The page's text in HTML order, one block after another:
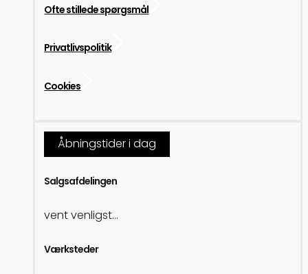
Ofte stillede spørgsmål
Privatlivspolitik
Cookies
Åbningstider i dag
Salgsafdelingen
vent venligst...
Værksteder